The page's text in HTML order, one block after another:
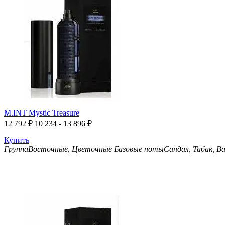
M.INT Mystic Treasure
12 792 ₽ 10 234 - 13 896 ₽
Купить
ГруппаВосточные, Цветочные Базовые нотыСандал, Табак,